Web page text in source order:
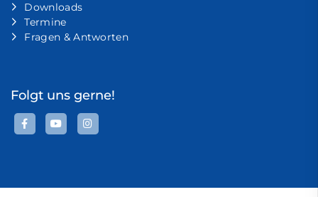
Downloads
Termine
Fragen & Antworten
Folgt uns gerne!